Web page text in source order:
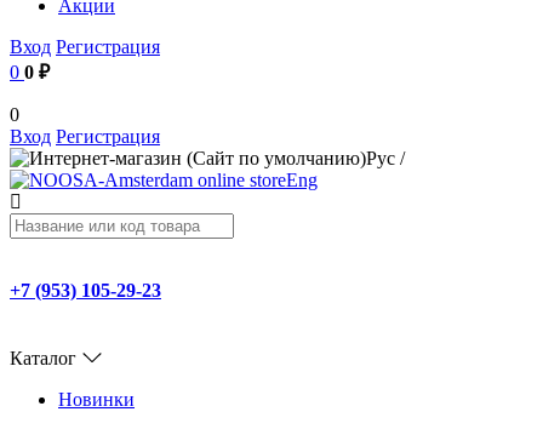
Акции
Вход Регистрация
0 0 ₽
0
Вход Регистрация
Рус /
Eng
+7 (953) 105-29-23
Каталог
Новинки